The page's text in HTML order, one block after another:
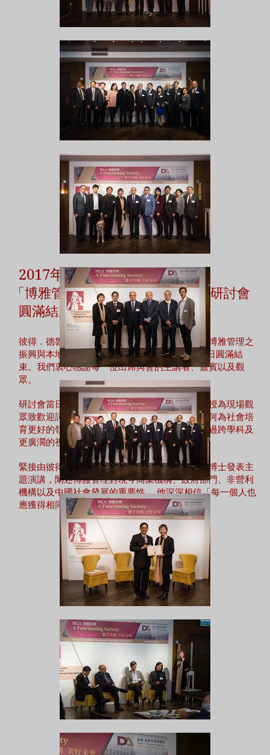
2017年10月份：
「博雅管理之振興與本地化」國際研討會
圓滿結束
彼得．德魯克管理學院及恒生管理學院合辦的「博雅管理之
振興與本地化」國際研討會已於2017年10月13日圓滿結
束。我們衷心感謝每一位出席與會的主講者、嘉賓以及觀
眾。
研討會當日，首先由恒生管理學院校長何順文教授為現場觀
眾致歡迎詞，闡述博雅管理教育的重要性，及如何為社會培
育更好的領袖，他指出博雅管理教育讓我們「透過跨學科及
更廣濶的視野去探視這世界。」
緊接由彼得．德魯克管理學院董事會主席陳達文博士發表主
題演講，闡述博雅管理對現今商業機構、政府部門、非營利
機構以及中國社會發展的重要性。 他深深相信「每一個人也
應獲得相同的機會去發展。」......
詳細內容